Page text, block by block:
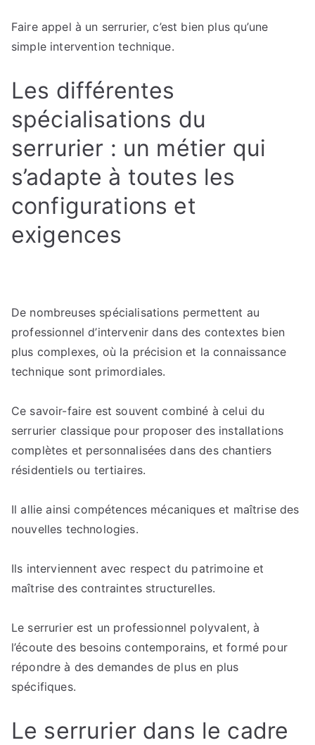
Faire appel à un serrurier, c’est bien plus qu’une
simple intervention technique.
Les différentes
spécialisations du
serrurier : un métier qui
s’adapte à toutes les
configurations et
exigences
De nombreuses spécialisations permettent au
professionnel d’intervenir dans des contextes bien
plus complexes, où la précision et la connaissance
technique sont primordiales.
Ce savoir-faire est souvent combiné à celui du
serrurier classique pour proposer des installations
complètes et personnalisées dans des chantiers
résidentiels ou tertiaires.
Il allie ainsi compétences mécaniques et maîtrise des
nouvelles technologies.
Ils interviennent avec respect du patrimoine et
maîtrise des contraintes structurelles.
Le serrurier est un professionnel polyvalent, à
l’écoute des besoins contemporains, et formé pour
répondre à des demandes de plus en plus
spécifiques.
Le serrurier dans le cadre